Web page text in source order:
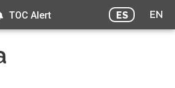
ES EN
TOC Alert